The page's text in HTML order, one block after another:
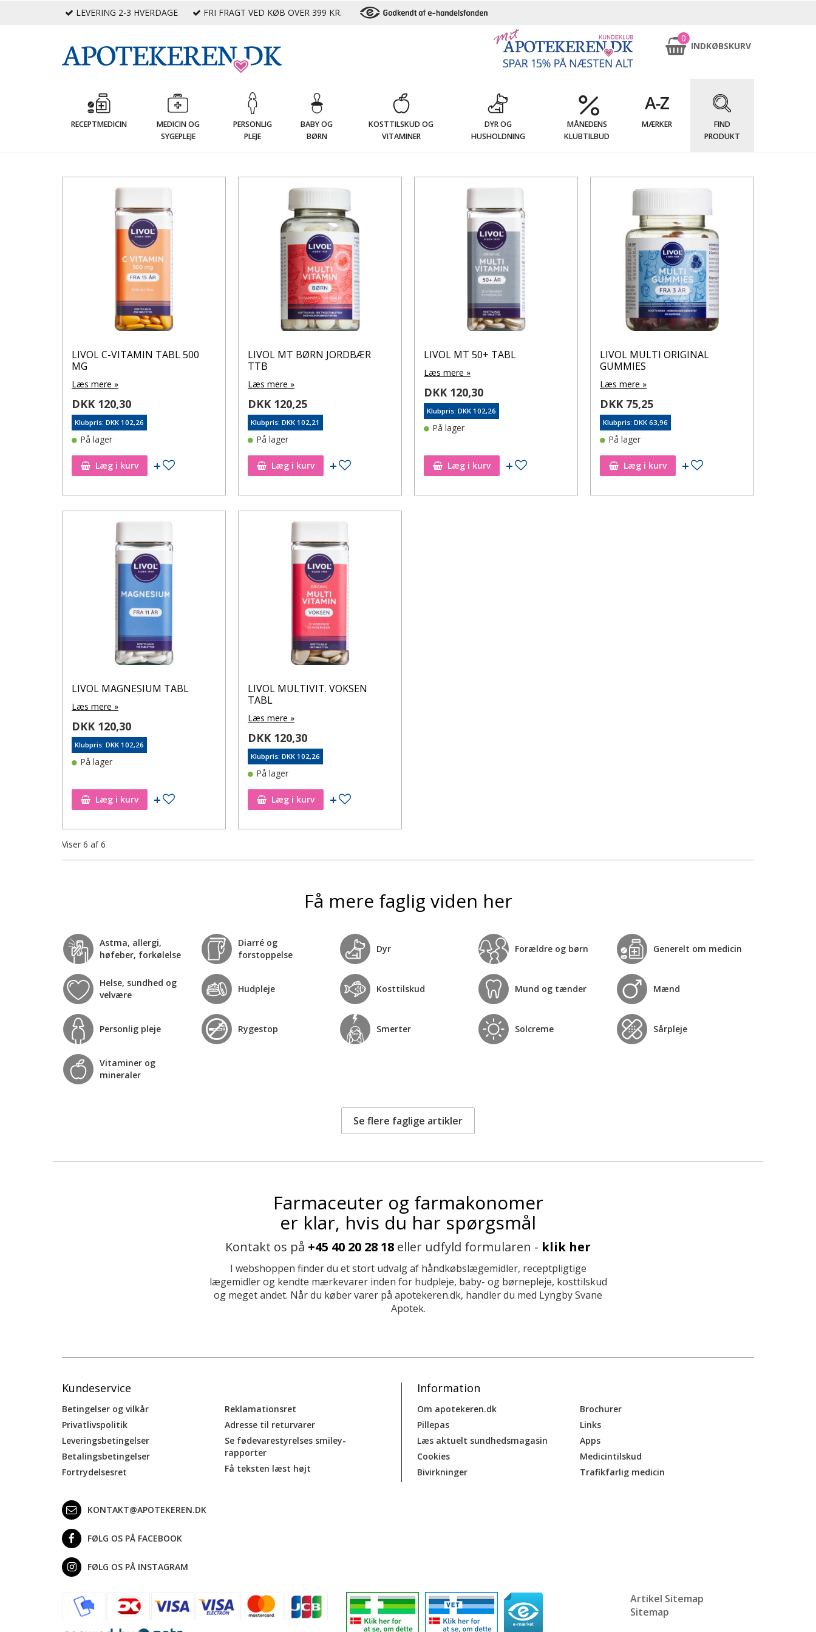
LEVERING 2-3 HVERDAGE FRI FRAGT VED KØB OVER 399 KR.
0
INDKØBSKURV
RECEPTMEDICIN
MEDICIN OG
SYGEPLEJE
PERSONLIG
PLEJE
BABY OG
BØRN
KOSTTILSKUD OG
VITAMINER
DYR OG
HUSHOLDNING
MÅNEDENS
KLUBTILBUD
MÆRKER
FIND
PRODUKT
LIVOL C-VITAMIN TABL 500
MG
Læs mere »
DKK 120,30
Klubpris: DKK 102,26
På lager
Læg i kurv Tilføj til ønskeseddel
LIVOL MT BØRN JORDBÆR
TTB
Læs mere »
DKK 120,25
Klubpris: DKK 102,21
På lager
Læg i kurv Tilføj til ønskeseddel
LIVOL MT 50+ TABL
Læs mere »
DKK 120,30
Klubpris: DKK 102,26
På lager
Læg i kurv Tilføj til ønskeseddel
LIVOL MULTI ORIGINAL
GUMMIES
Læs mere »
DKK 75,25
Klubpris: DKK 63,96
På lager
Læg i kurv Tilføj til ønskeseddel
LIVOL MAGNESIUM TABL
Læs mere »
DKK 120,30
Klubpris: DKK 102,26
På lager
Læg i kurv Tilføj til ønskeseddel
LIVOL MULTIVIT. VOKSEN
TABL
Læs mere »
DKK 120,30
Klubpris: DKK 102,26
På lager
Læg i kurv Tilføj til ønskeseddel
Viser 6 af6
Få mere faglig viden her
Astma, allergi,
høfeber, forkølelse
Diarré og
forstoppelse
Dyr Forældre og børn Generelt om medicin
Helse, sundhed og
velvære
Hudpleje Kosttilskud Mund og tænder Mænd
Personlig pleje Rygestop Smerter Solcreme Sårpleje
Vitaminer og
mineraler
Se flere faglige artikler
Farmaceuter og farmakonomer
er klar, hvis du har spørgsmål
Kontakt os på +45 40 20 28 18 eller udfyld formularen - klik her
I webshoppen finder du et stort udvalg af håndkøbslægemidler, receptpligtige
lægemidler og kendte mærkevarer inden for hudpleje, baby- og børnepleje, kosttilskud
og meget andet. Når du køber varer på apotekeren.dk, handler du med Lyngby Svane
Apotek.
Kundeservice
Betingelser og vilkår
Privatlivspolitik
Leveringsbetingelser
Betalingsbetingelser
Fortrydelsesret
Reklamationsret
Adresse til returvarer
Se fødevarestyrelses smiley-
rapporter
Få teksten læst højt
Information
Om apotekeren.dk
Pillepas
Læs aktuelt sundhedsmagasin
Cookies
Bivirkninger
Brochurer
Links
Apps
Medicintilskud
Trafikfarlig medicin
KONTAKT@APOTEKEREN.DK
FØLG OS PÅ FACEBOOK
FØLG OS PÅ INSTAGRAM
Artikel Sitemap
Sitemap